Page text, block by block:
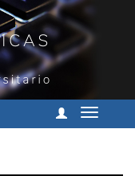
Cambiar